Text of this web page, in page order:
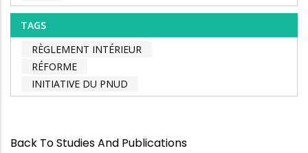
TAGS
RÈGLEMENT INTÉRIEUR
RÉFORME
INITIATIVE DU PNUD
Back To Studies And Publications